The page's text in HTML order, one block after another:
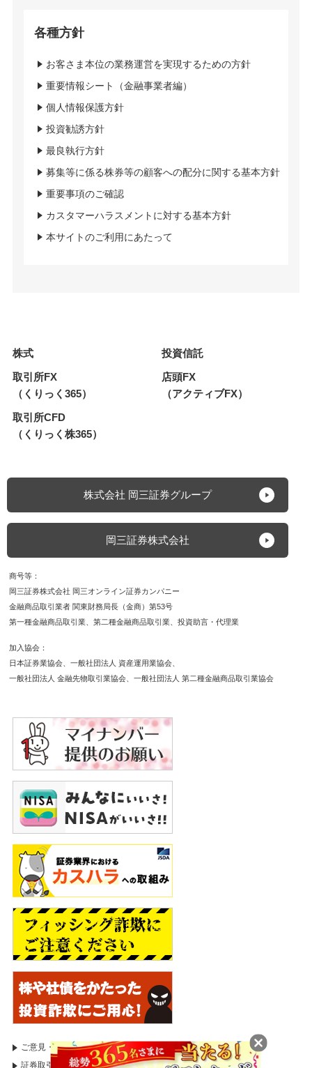
各種方針
お客さま本位の業務運営を実現するための方針
重要情報シート（金融事業者編）
個人情報保護方針
投資勧誘方針
最良執行方針
募集等に係る株券等の顧客への配分に関する基本方針
重要事項のご確認
カスタマーハラスメントに対する基本方針
本サイトのご利用にあたって
株式
投資信託
取引所FX
（くりっく365）
店頭FX
（アクティブFX）
取引所CFD
（くりっく株365）
株式会社 岡三証券グループ
岡三証券株式会社
商号等
岡三証券株式会社 岡三オンライン証券カンパニー
金融商品取引業者 関東財務局長（金商）第53号
第一種金融商品取引業
第二種金融商品取引業 投資助言・代理業
加入協会
日本証券業協会
一般社団法人 資産運用業協会
一般社団法人 金融先物取引業協会
一般社団法人 第二種金融商品取引業協会
ご意見・苦情等のお申出
証券取引等監視委員会
証券取引等監視委員会（情報受付）
国税庁